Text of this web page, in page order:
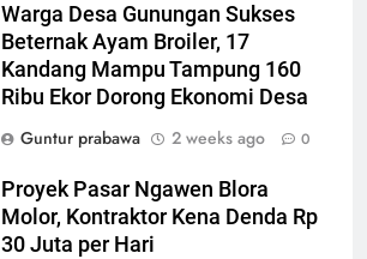
Warga Desa Gunungan Sukses
Beternak Ayam Broiler, 17
Kandang Mampu Tampung 160
Ribu Ekor Dorong Ekonomi Desa
Guntur prabawa
2 weeks ago 0
Proyek Pasar Ngawen Blora
Molor, Kontraktor Kena Denda Rp
30 Juta per Hari
Subsidi di Kunduran, 3 Buronan
Masih Diburu
KRIMINAL
Gerebek Oplosan LPG di
Kunduran Blora, 806 Tabung
KRIMINAL